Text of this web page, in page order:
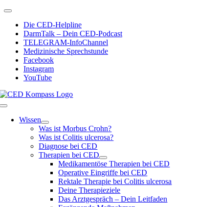
Zum
springen
Toggle
NavigationDie CED-Helpline
DarmTalk – Dein CED-Podcast
TELEGRAM-InfoChannel
Medizinische Sprechstunde
Facebook
Instagram
YouTube
Toggle
NavigationWissen
Was ist Morbus Crohn?
Was ist Colitis ulcerosa?
Diagnose bei CED
Therapien bei CED
Medikamentöse Therapien bei CED
Operative Eingriffe bei CED
Rektale Therapie bei Colitis ulcerosa
Deine Therapieziele
Das Arztgespräch – Dein Leitfaden